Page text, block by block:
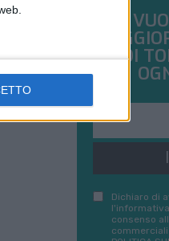
TUOI
Dichiaro di
consenso